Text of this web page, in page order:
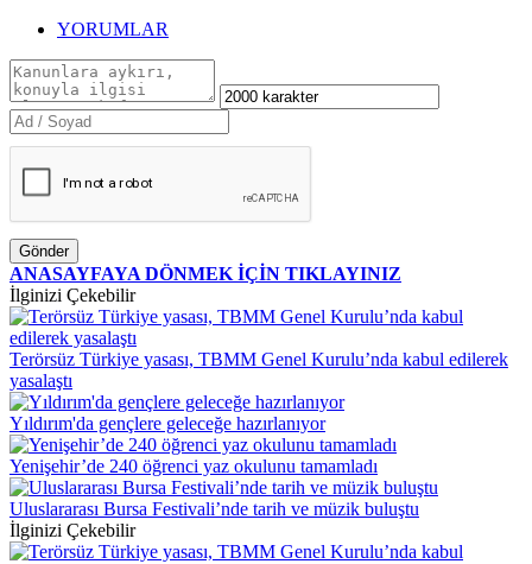
YORUMLAR
Gönder
ANASAYFAYA DÖNMEK İÇİN TIKLAYINIZ
İlginizi Çekebilir
Terörsüz Türkiye yasası, TBMM Genel Kurulu’nda kabul edilerek
yasalaştı
Yıldırım'da gençlere geleceğe hazırlanıyor
Yenişehir’de 240 öğrenci yaz okulunu tamamladı
Uluslararası Bursa Festivali’nde tarih ve müzik buluştu
İlginizi Çekebilir